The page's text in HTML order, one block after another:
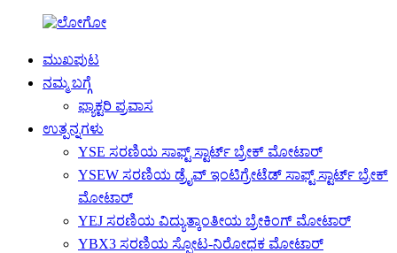
ಮುಖಪುಟ
ನಮ್ಮ ಬಗ್ಗೆ
ಫ್ಯಾಕ್ಟರಿ ಪ್ರವಾಸ
ಉತ್ಪನ್ನಗಳು
YSE ಸರಣಿಯ ಸಾಫ್ಟ್ ಸ್ಟಾರ್ಟ್ ಬ್ರೇಕ್ ಮೋಟಾರ್
YSEW ಸರಣಿಯ ಡ್ರೈವ್ ಇಂಟಿಗ್ರೇಟೆಡ್ ಸಾಫ್ಟ್ ಸ್ಟಾರ್ಟ್ ಬ್ರೇಕ್
ಮೋಟಾರ್
YEJ ಸರಣಿಯ ವಿದ್ಯುತ್ಕಾಂತೀಯ ಬ್ರೇಕಿಂಗ್ ಮೋಟಾರ್
YBX3 ಸರಣಿಯ ಸ್ಫೋಟ-ನಿರೋಧಕ ಮೋಟಾರ್